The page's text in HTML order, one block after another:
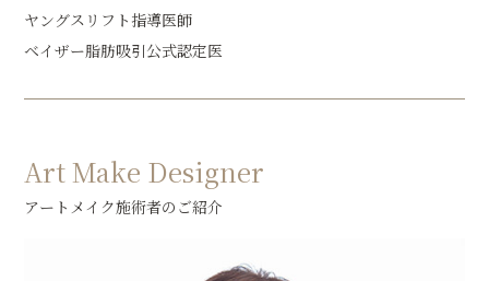
ヤングスリフト指導医師
ベイザー脂肪吸引公式認定医
Art Make Designer
アートメイク施術者のご紹介